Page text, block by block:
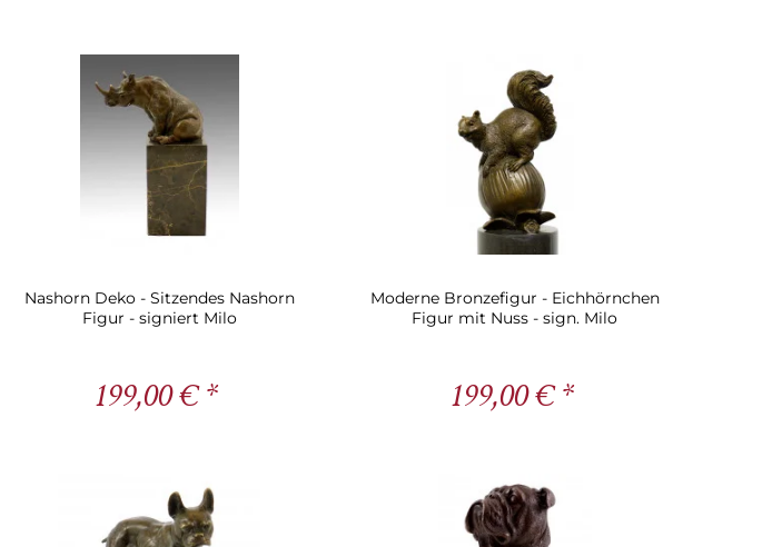
Nashorn Deko - Sitzendes Nashorn
Figur - signiert Milo
199,00 € *
Moderne Bronzefigur - Eichhörnchen
Figur mit Nuss - sign. Milo
199,00 € *